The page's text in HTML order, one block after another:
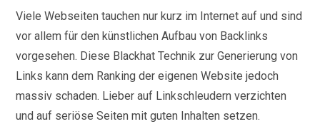
Viele Webseiten tauchen nur kurz im Internet auf und sind
vor allem für den künstlichen Aufbau von Backlinks
vorgesehen. Diese Blackhat Technik zur Generierung von
Links kann dem Ranking der eigenen Website jedoch
massiv schaden. Lieber auf Linkschleudern verzichten
und auf seriöse Seiten mit guten Inhalten setzen.